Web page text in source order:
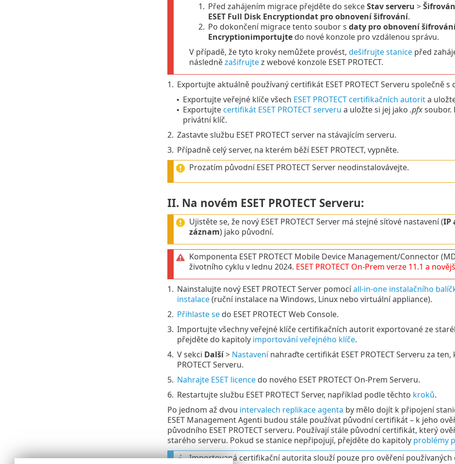
1. Před zahájením migrace přejděte do sekceStav serveru >
ESET Full Disk Encryptiondat pro obnovení šifrování.
2. Po dokončení migrace tento soubor s daty pro obnovení
Encryptionimportujtedo nové konzole pro vzdálenou správu.
V případě, že tyto kroky nemůžete provést, dešifrujte stanicepřed
následnězašifrujtez webové konzole ESET PROTECT.
1. Exportujte aktuálně používaný certifikát ESET PROTECT Serveru společně
• Exportujte veřejné klíče všech ESET PROTECT certifikačních autorita
• Exportujtecertifikát ESET PROTECT serveru a uložte si jej jako .pfxsoubor.
privátní klíč.
2. Zastavte službu ESET PROTECT server na stávajícím serveru.
3. Případně celý server, na kterém běží ESET PROTECT, vypněte.
Prozatím původní ESET PROTECT Server neodinstalovávejte.
II. Na novém ESET PROTECT Serveru:
Ujistěte se, že nový ESET PROTECT Server má stejné síťové nastavení (IP
záznam) jako původní.
Komponenta ESET PROTECT Mobile Device Management/Connector
životního cyklu v lednu 2024. ESET PROTECT On-Prem verze 11.1 a
1. Nainstalujte nový ESET PROTECT Server pomocíall-in-one instalačního
instalace(ruční instalace na Windows, Linux nebo virtuální appliance).
2. Přihlaste sedo ESET PROTECT Web Console.
3. Importujte všechny veřejné klíče certifikačních autorit exportované ze
přejděte do kapitoly importování veřejného klíče.
4. V sekci Další> Nastavenínahraďte certifikát ESET PROTECT Serveru za
PROTECT Serveru.
5. Nahrajte ESET licencedo nového ESET PROTECT On-Prem Serveru.
6. Restartujte službu ESET PROTECT Server, například podle těchto kroků.
Po jednom až dvou intervalech replikace agenta by mělo dojít k připojení
ESET Management Agenti budou stále používat původní certifikát – k jeho
původního ESET PROTECT serveru. Používají stále původní certifikát, který
starého serveru. Pokud se stanice nepřipojují, přejděte do kapitoly problémy
Importovaná certifikační autorita slouží pouze pro ověření používaných